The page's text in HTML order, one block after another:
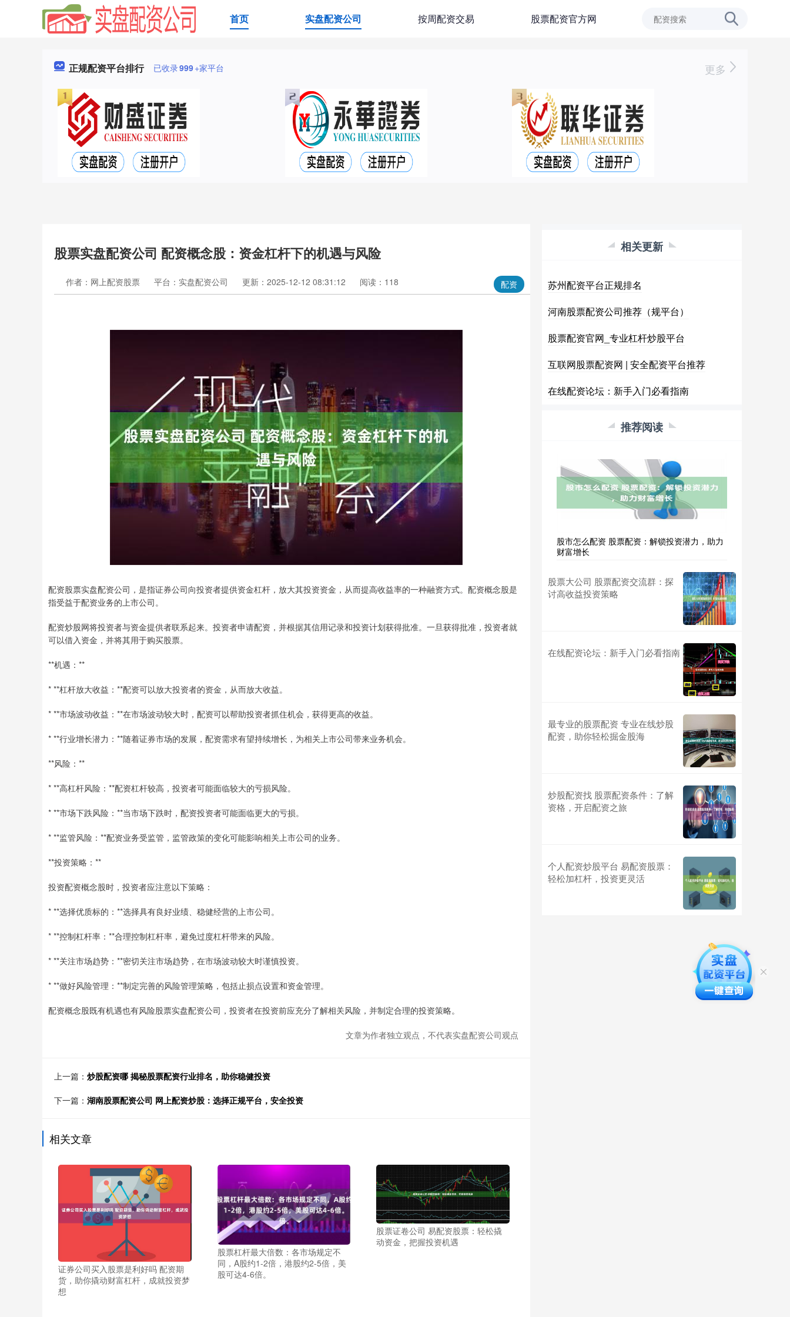
首页 实盘配资公司 按周配资交易 股票配资官方网
正规配资平台排行 已收录999+家平台 更多
股票实盘配资公司 配资概念股：资金杠杆下的机遇与风险
配资
作者：网上配资股票 平台：实盘配资公司 更新：2025-12-12 08:31:12 阅读：118
配资股票实盘配资公司，是指证券公司向投资者提供资金杠杆，放大其投资资金，从而提高收益率的一种融资方式。配资概念股是
指受益于配资业务的上市公司。
配资炒股网将投资者与资金提供者联系起来。投资者申请配资，并根据其信用记录和投资计划获得批准。一旦获得批准，投资者就
可以借入资金，并将其用于购买股票。
**机遇：**
* **杠杆放大收益：**配资可以放大投资者的资金，从而放大收益。
* **市场波动收益：**在市场波动较大时，配资可以帮助投资者抓住机会，获得更高的收益。
* **行业增长潜力：**随着证券市场的发展，配资需求有望持续增长，为相关上市公司带来业务机会。
**风险：**
* **高杠杆风险：**配资杠杆较高，投资者可能面临较大的亏损风险。
* **市场下跌风险：**当市场下跌时，配资投资者可能面临更大的亏损。
* **监管风险：**配资业务受监管，监管政策的变化可能影响相关上市公司的业务。
**投资策略：**
投资配资概念股时，投资者应注意以下策略：
* **选择优质标的：**选择具有良好业绩、稳健经营的上市公司。
* **控制杠杆率：**合理控制杠杆率，避免过度杠杆带来的风险。
* **关注市场趋势：**密切关注市场趋势，在市场波动较大时谨慎投资。
* **做好风险管理：**制定完善的风险管理策略，包括止损点设置和资金管理。
配资概念股既有机遇也有风险股票实盘配资公司，投资者在投资前应充分了解相关风险，并制定合理的投资策略。
文章为作者独立观点，不代表实盘配资公司观点
上一篇： 炒股配资哪 揭秘股票配资行业排名，助你稳健投资
下一篇： 湖南股票配资公司 网上配资炒股：选择正规平台，安全投资
相关文章
证券公司买入股票是利好吗 配资期
货，助你撬动财富杠杆，成就投资梦
想
股票杠杆最大倍数：各市场规定不
同，A股约1-2倍，港股约2-5倍，美
股可达4-6倍。
股票证卷公司 易配资股票：轻松撬
动资金，把握投资机遇
相关更新
苏州配资平台正规排名
河南股票配资公司推荐（规平台）
股票配资官网_专业杠杆炒股平台
互联网股票配资网 | 安全配资平台推荐
在线配资论坛：新手入门必看指南
推荐阅读
股市怎么配资 股票配资：解锁投资潜力，助力
财富增长
股票大公司 股票配资交流群：探
讨高收益投资策略
在线配资论坛：新手入门必看指南
最专业的股票配资 专业在线炒股
配资，助你轻松掘金股海
炒股配资找 股票配资条件：了解
资格，开启配资之旅
个人配资炒股平台 易配资股票：
轻松加杠杆，投资更灵活